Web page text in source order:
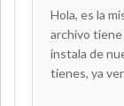
Hola, es la
archivo tiene
instala de
tienes, ya